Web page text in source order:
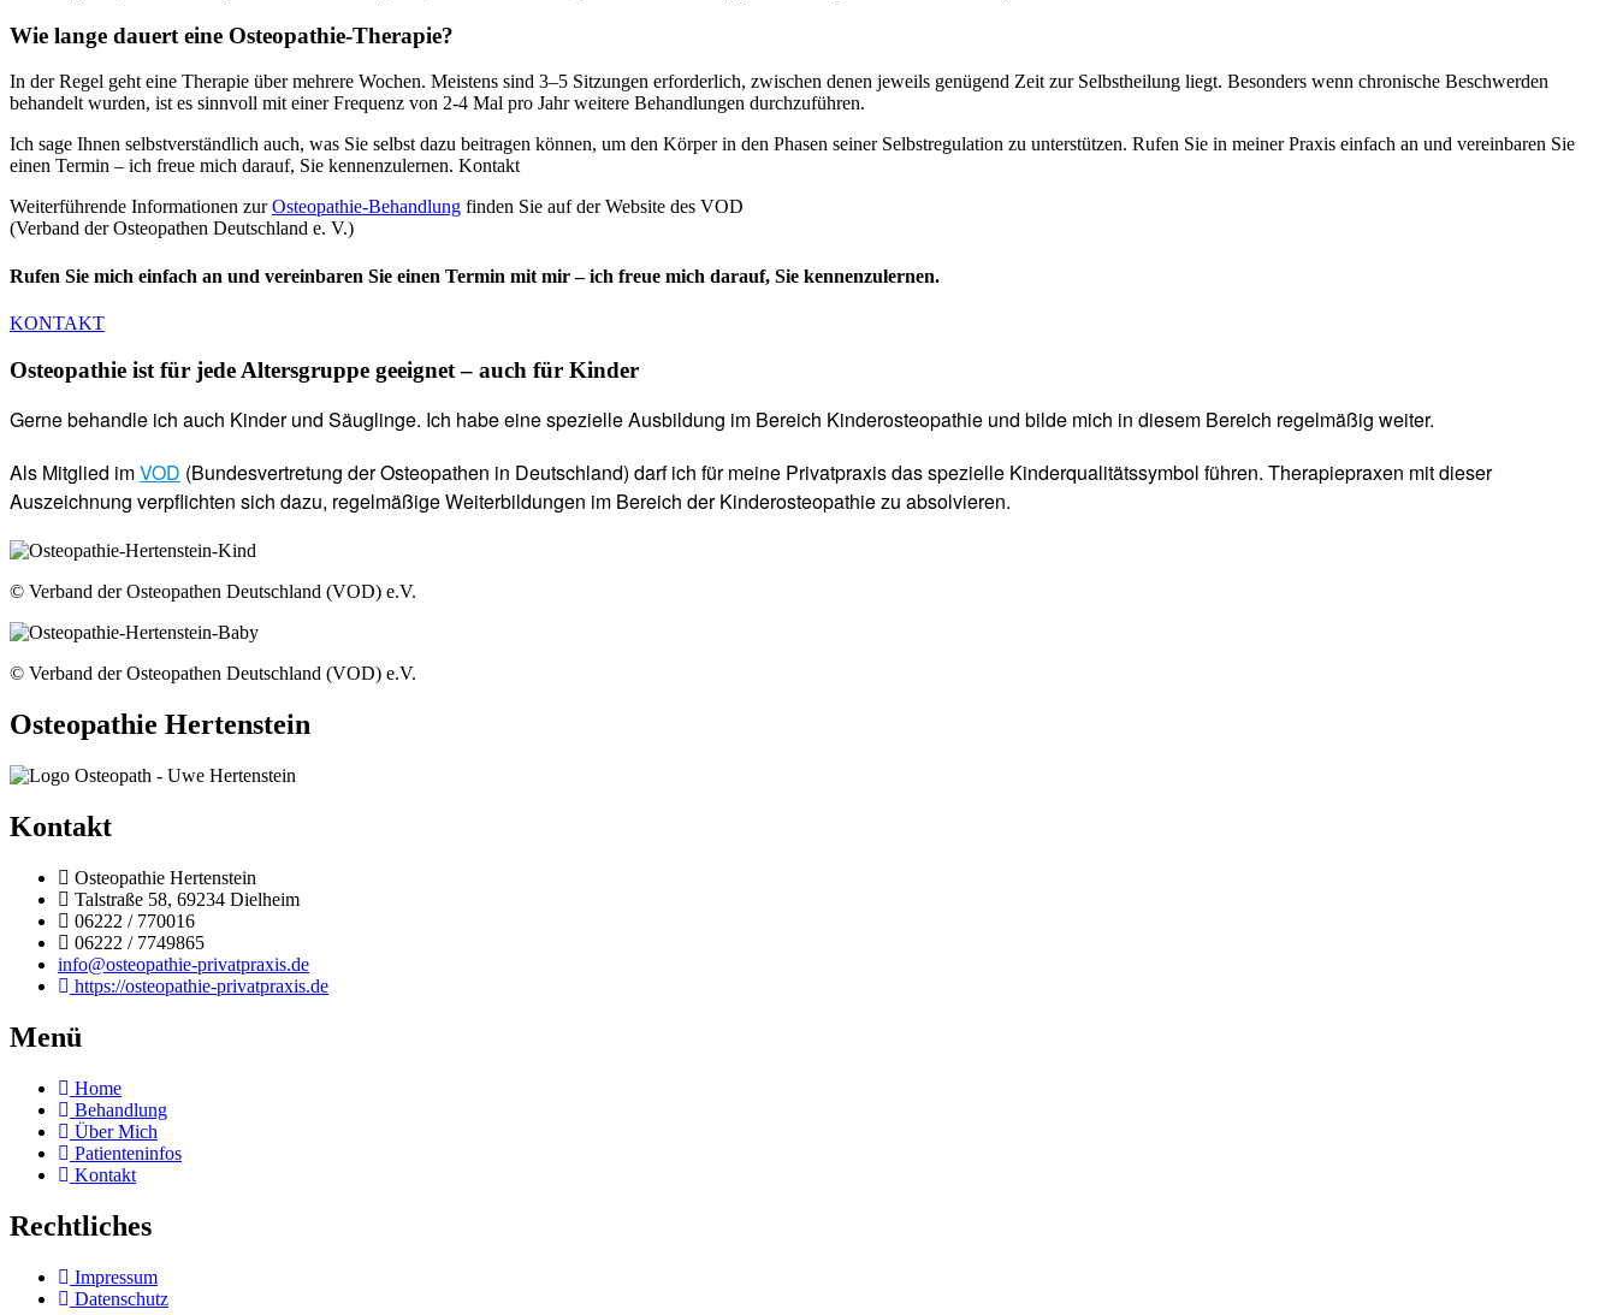
Wie lange dauert eine Osteopathie-Therapie?
In der Regel geht eine Therapie über mehrere Wochen. Meistens sind 3–5 Sitzungen erforderlich, zwischen denen jeweils genügend Zeit zur Selbstheilung liegt. Besonders wenn chronische Beschwerden
behandelt wurden, ist es sinnvoll mit einer Frequenz von 2-4 Mal pro Jahr weitere Behandlungen durchzuführen.
Ich sage Ihnen selbstverständlich auch, was Sie selbst dazu beitragen können, um den Körper in den Phasen seiner Selbstregulation zu unterstützen. Rufen Sie in meiner Praxis einfach an und vereinbaren Sie
einen Termin – ich freue mich darauf, Sie kennenzulernen. Kontakt
Weiterführende Informationen zurOsteopathie-Behandlung finden Sie auf der Website des VOD
(Verband der Osteopathen Deutschland e. V.)
Rufen Sie mich einfach an und vereinbaren Sie einen Termin mit mir – ich freue mich darauf, Sie kennenzulernen.
KONTAKT
Osteopathie ist für jede Altersgruppe geeignet – auch für Kinder
Gerne behandle ich auch Kinder und Säuglinge. Ich habe eine spezielle Ausbildung im Bereich Kinderosteopathie und bilde mich in diesem Bereich regelmäßig weiter.
Als Mitglied imVOD (Bundesvertretung der Osteopathen in Deutschland) darf ich für meine Privatpraxis das spezielle Kinderqualitätssymbol führen. Therapiepraxen mit dieser
Auszeichnung verpflichten sich dazu, regelmäßige Weiterbildungen im Bereich der Kinderosteopathie zu absolvieren.
© Verband der Osteopathen Deutschland (VOD) e.V.
© Verband der Osteopathen Deutschland (VOD) e.V.
Osteopathie Hertenstein
Kontakt
Osteopathie Hertenstein
Talstraße 58, 69234 Dielheim
06222 / 770016
06222 / 7749865
info@osteopathie-privatpraxis.de
https://osteopathie-privatpraxis.de
Menü
Home
Behandlung
Über Mich
Patienteninfos
Kontakt
Rechtliches
Impressum
Datenschutz